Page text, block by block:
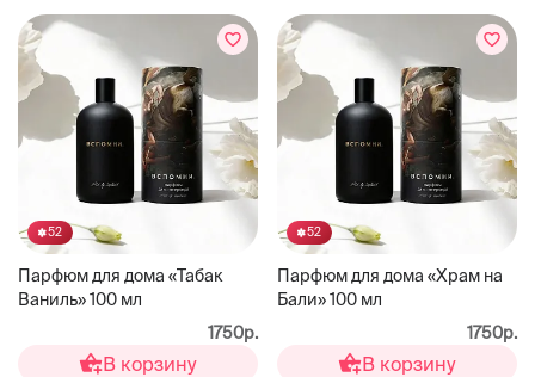
52
Парфюм для дома «Табак
Ваниль» 100 мл
1750р.
В корзину
52
Парфюм для дома «Храм на
Бали» 100 мл
1750р.
В корзину